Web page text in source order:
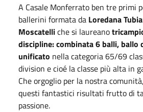
A Casale Monferrato ben tre primi
ballerini formata da Loredana
Moscatelliche si laureano
discipline: combinata 6 balli, ballo
unificato nella categoria 65/69
division e cioé la classe più alta in
Che orgoglio per la nostra
questi fantastici risultati frutto di
passione.